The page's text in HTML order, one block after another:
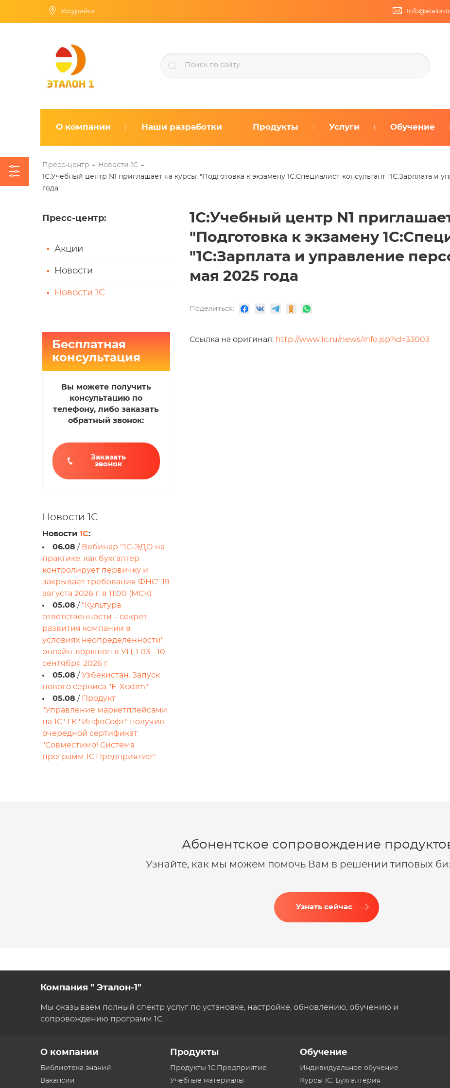
Уссурийск
О компании Наши разработки Продукты Услуги Обучение
Пресс-центр
Новости 1С
1С:Учебный центр N1 приглашает на курсы: "Подготовка к экзамену 1С:Специалист-консультант "1С:Зарплата и
года
Пресс-центр:
Акции
Новости
Новости 1С
Бесплатная
консультация
Вы можете получить
консультацию по
телефону, либо заказать
обратный звонок:
Заказать
звонок
Новости 1С
Новости 1С:
06.08 / Вебинар "1С-ЭДО на
практике: как бухгалтер
контролирует первичку и
закрывает требования ФНС" 19
августа 2026 г. в 11:00 (МСК)
05.08 / "Культура
ответственности – секрет
развития компании в
условиях неопределенности"
онлайн-воркшоп в УЦ-1 03 - 10
сентября 2026 г.
05.08 / Узбекистан. Запуск
нового сервиса "E-Xodim"
05.08 / Продукт
"Управление маркетплейсами
на 1С" ГК "ИнфоСофт" получил
очередной сертификат
"Совместимо! Система
программ 1С:Предприятие"
1С:Учебный центр N1
"Подготовка к экзамену
"1С:Зарплата и управление
мая 2025 года
Поделиться:
Ссылка на оригинал: http://www.1c.ru/news/info.jsp?id=33003
Абонентское сопровождение
Узнайте, как мы можем помочь Вам в решении типовых
Узнать сейчас
Компания " Эталон-1"
Мы оказываем полный спектр услуг по установке, настройке, обновлению, обучению и
сопровождению программ 1С.
О компании
Библиотека знаний
Вакансии
Продукты
Продукты 1С:Предприятие
Учебные материалы
Обучение
Индивидуальное обучение
Курсы 1С: Бухгалтерия